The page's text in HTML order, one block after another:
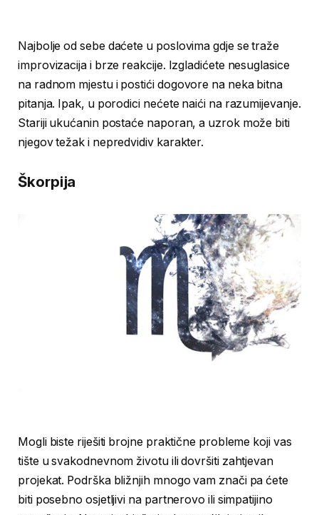
Najbolje od sebe daćete u poslovima gdje se traže
improvizacija i brze reakcije. Izgladićete nesuglasice
na radnom mjestu i postići dogovore na neka bitna
pitanja. Ipak, u porodici nećete naići na razumijevanje.
Stariji ukućanin postaće naporan, a uzrok može biti
njegov težak i nepredvidiv karakter.
Škorpija
Mogli biste riješiti brojne praktične probleme koji vas
tište u svakodnevnom životu ili dovršiti zahtjevan
projekat. Podrška bližnjih mnogo vam znači pa ćete
biti posebno osjetljivi na partnerovo ili simpatijino